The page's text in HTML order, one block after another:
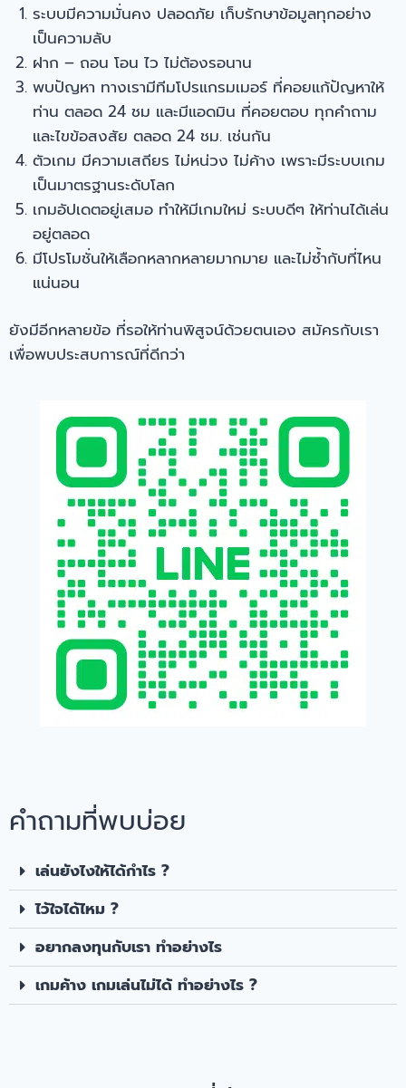
ระบบมีความมั่นคง ปลอดภัย เก็บรักษาข้อมูลทุกอย่าง
เป็นความลับ
ฝาก – ถอน โอน ไว ไม่ต้องรอนาน
พบปัญหา ทางเรามีทีมโปรแกรมเมอร์ ที่คอยแก้ปัญหาให้
ท่าน ตลอด 24 ชม และมีแอดมิน ที่คอยตอบ ทุกคำถาม
และไขข้อสงสัย ตลอด 24 ชม. เช่นกัน
ตัวเกม มีความเสถียร ไม่หน่วง ไม่ค้าง เพราะมีระบบเกม
เป็นมาตรฐานระดับโลก
เกมอัปเดตอยู่เสมอ ทำให้มีเกมใหม่ ระบบดีๆ ให้ท่านได้เล่น
อยู่ตลอด
มีโปรโมชั่นให้เลือกหลากหลายมากมาย และไม่ซ้ำกับที่ไหน
แน่นอน
ยังมีอีกหลายข้อ ที่รอให้ท่านพิสูจน์ด้วยตนเอง สมัครกับเรา
เพื่อพบประสบการณ์ที่ดีกว่า
คำถามที่พบบ่อย
เล่นยังไงให้ได้กำไร ?
ไว้ใจได้ไหม ?
อยากลงทุนกับเรา ทำอย่างไร
เกมค้าง เกมเล่นไม่ได้ ทำอย่างไร ?